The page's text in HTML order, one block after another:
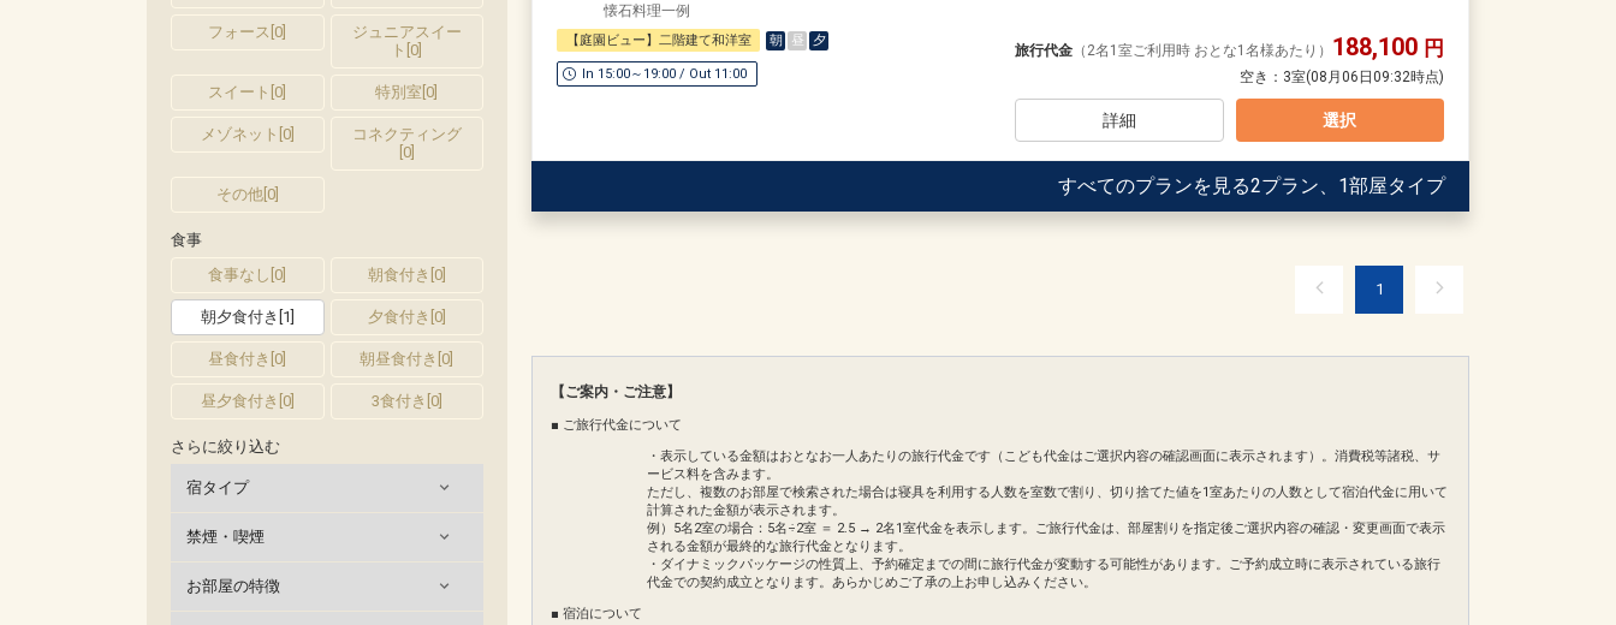
フォース 0
ジュニアスイー
ト 0
スイート 0 特別室 0
メゾネット 0]
コネクティング
0]
その他[ 0]
食事
食事なし 0 朝食付き 0]
朝夕食付き 1 夕食付き 0]
昼食付き 0 朝昼食付き 0
昼夕食付き 0] 3食付き 0]
さらに絞り込む
宿タイプ
禁煙・喫煙
お部屋の特徴
懐石料理一例
旅亭 半水盧でしか叶わない、一期一会の美食体験をお愉しみください。
移ろいゆく景色を眺めながら、料理人がその日のためだけに
仕立てた一品一品を、プライベートな特等席で、
【庭園ビュー】二階建て和洋室 朝 昼 夕
In 15:00～19:00 / Out 11:00
旅行代金 （2名1室ご利用時 おとな1名様あたり） 188,100 円
空き： 3室(08月06日09:32時点)
詳細 選択
すべてのプランを見る2プラン、1部屋タイプ
1
【ご案内・ご注意】
■ ご旅行代金について
・表示している金額はおとなお一人あたりの旅行代金です（こども代金はご選択内容の確認画面に表示されます）。消費税等諸税、サ
ービス料を含みます。
ただし、複数のお部屋で検索された場合は寝具を利用する人数を室数で割り、切り捨てた値を1室あたりの人数として宿泊代金に用いて
計算された金額が表示されます。
例）5名2室の場合：5名÷2室 ＝ 2.5 → 2名1室代金を表示します。ご旅行代金は、部屋割りを指定後ご選択内容の確認・変更画面で表示
される金額が最終的な旅行代金となります。
・ダイナミックパッケージの性質上、予約確定までの間に旅行代金が変動する可能性があります。ご予約成立時に表示されている旅行
代金での契約成立となります。あらかじめご了承の上お申し込みください。
■ 宿泊について